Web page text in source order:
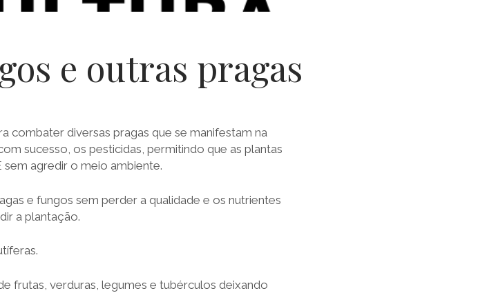
e outras pragas
combater diversas pragas que se manifestam na
sucesso, os pesticidas, permitindo que as plantas
agredir o meio ambiente.
e fungos sem perder a qualidade e os nutrientes
a plantação.
frutas, verduras, legumes e tubérculos deixando